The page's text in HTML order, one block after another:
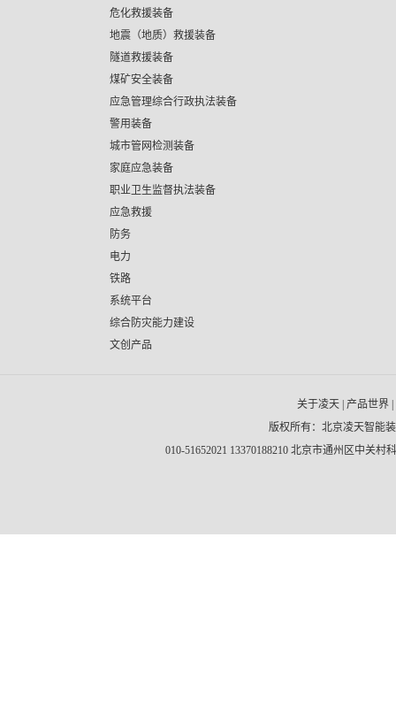
危化救援装备
地震（地质）救援装备
隧道救援装备
煤矿安全装备
应急管理综合行政执法装备
警用装备
城市管网检测装备
家庭应急装备
职业卫生监督执法装备
应急救援
防务
电力
铁路
系统平台
综合防灾能力建设
文创产品
关于凌天 产品世界
版权所有：北京凌天智能
010-51652021 13370188210 北京市通州区中关